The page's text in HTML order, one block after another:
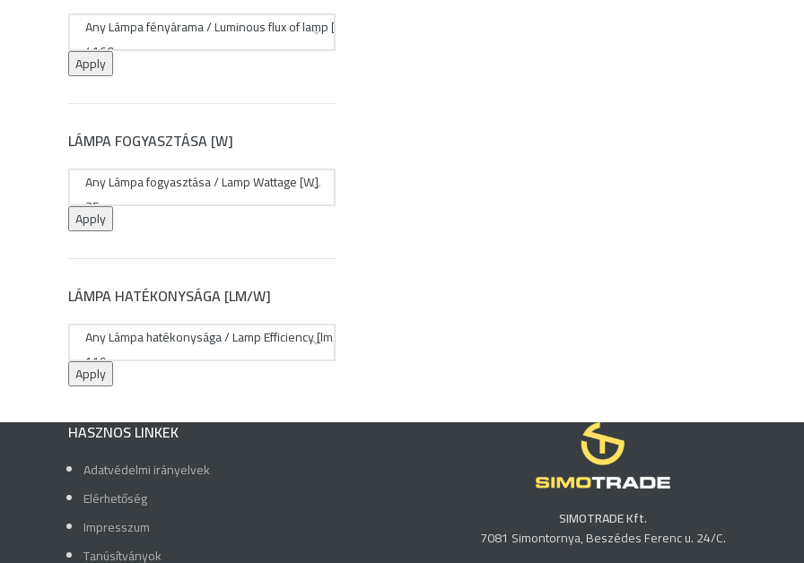
Apply
LÁMPA FOGYASZTÁSA [W]
Apply
LÁMPA HATÉKONYSÁGA [LM/W]
Apply
HASZNOS LINKEK
Adatvédelmi irányelvek
Elérhetőség
Impresszum
Tanúsítványok
SIMOTRADE Kft.
7081 Simontornya, Beszédes Ferenc u. 24/C.